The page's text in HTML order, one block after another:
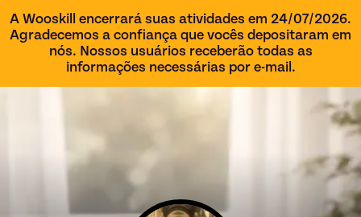
A Wooskill encerrará suas atividades em 24/07/2026.
Agradecemos a confiança que vocês depositaram em
nós. Nossos usuários receberão todas as
informações necessárias por e-mail.